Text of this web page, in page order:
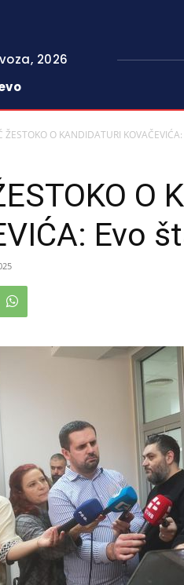
2026
ŽESTOKO O KANDIDATURI
O
Evo